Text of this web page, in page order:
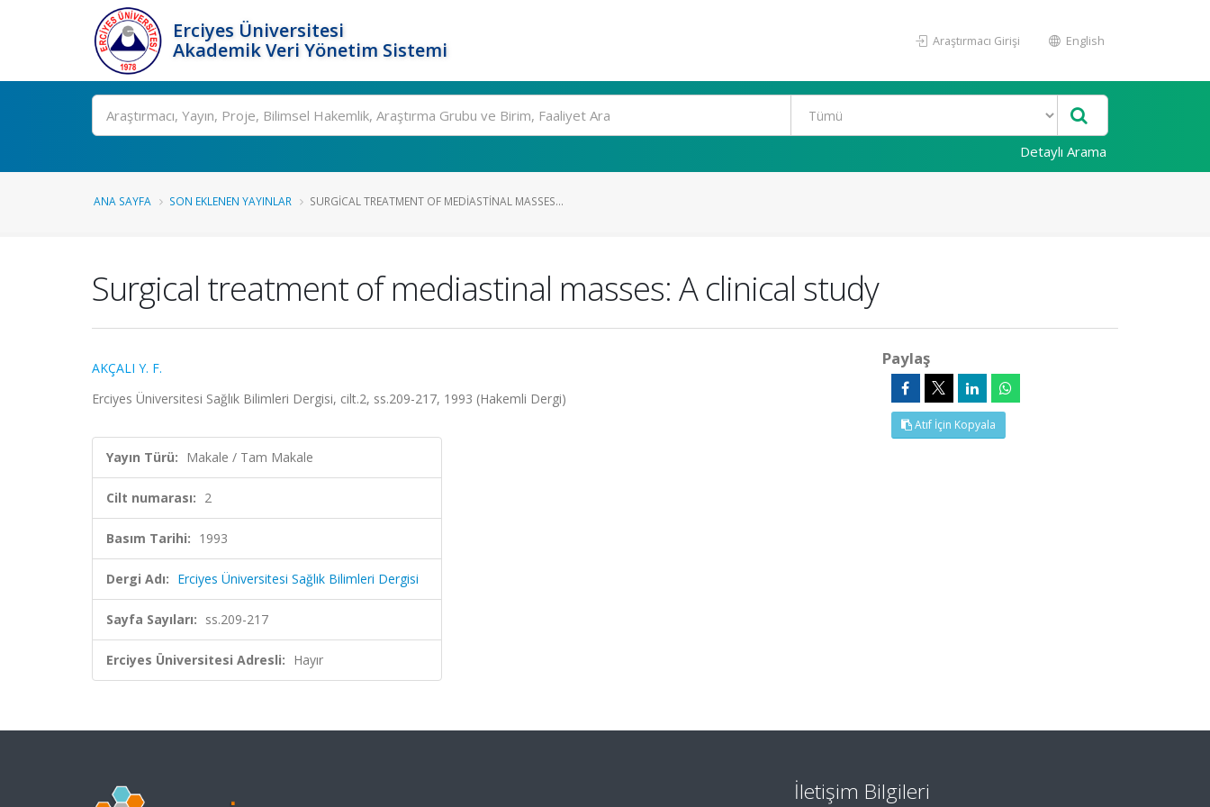
Erciyes Üniversitesi
Akademik Veri Yönetim Sistemi
Araştırmacı Girişi English
Ara
Detaylı Arama
ANA SAYFA SON EKLENEN YAYINLAR SURGICAL TREATMENT OF MEDIASTINAL MASSES...
Surgical treatment of mediastinal masses: A clinical study
AKÇALI Y. F.
Erciyes Üniversitesi Sağlık Bilimleri Dergisi, cilt.2, ss.209-217, 1993 (Hakemli Dergi)
Yayın Türü: Makale / Tam Makale
Cilt numarası: 2
Basım Tarihi: 1993
Dergi Adı: Erciyes Üniversitesi Sağlık Bilimleri Dergisi
Sayfa Sayıları: ss.209-217
Erciyes Üniversitesi Adresli: Hayır
Paylaş
Atıf İçin Kopyala
İletişim Bilgileri